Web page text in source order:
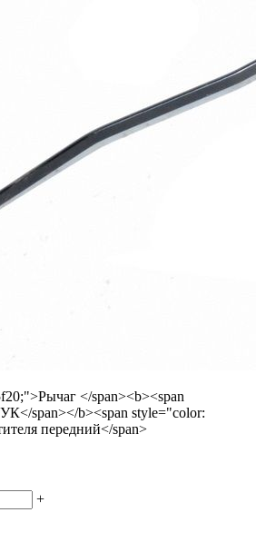
</span><b><span
span></b><span style="color:
передний</span>
+